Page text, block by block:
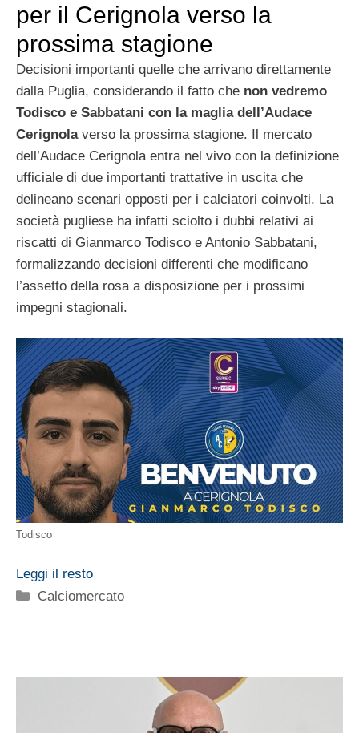
per il Cerignola verso la
prossima stagione
Decisioni importanti quelle che arrivano direttamente
dalla Puglia, considerando il fatto che non vedremo
Todisco e Sabbatani con la maglia dell’Audace
Cerignolaverso la prossima stagione. Il mercato
dell’Audace Cerignola entra nel vivo con la definizione
ufficiale di due importanti trattative in uscita che
delineano scenari opposti per i calciatori coinvolti. La
società pugliese ha infatti sciolto i dubbi relativi ai
riscatti di Gianmarco Todisco e Antonio Sabbatani,
formalizzando decisioni differenti che modificano
l’assetto della rosa a disposizione per i prossimi
impegni stagionali.
Todisco
Leggi il resto
Categorie
Calciomercato